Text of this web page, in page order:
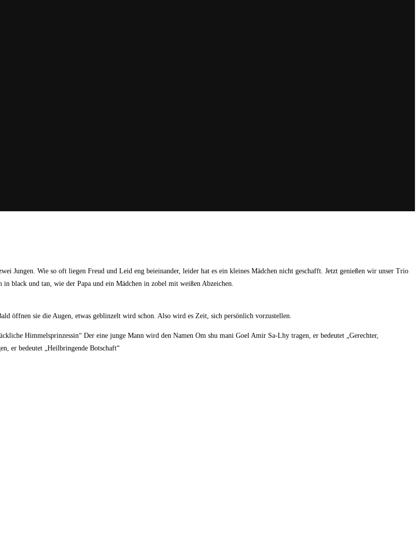
Jungen. Wie so oft liegen Freud und Leid eng beieinander, leider hat es ein kleines Mädchen nicht geschafft. Jetzt genießen wir unser Trio
black und tan, wie der Papa und ein Mädchen in zobel mit weißen Abzeichen.
öffnen sie die Augen, etwas geblinzelt wird schon. Also wird es Zeit, sich persönlich vorzustellen.
Himmelsprinzessin“ Der eine junge Mann wird den Namen Om shu mani Goel Amir Sa-Lhy tragen, er bedeutet „Gerechter,
er bedeutet „Heilbringende Botschaft“